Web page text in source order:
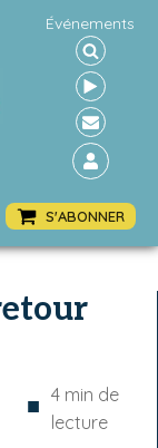
Événements
S'ABONNER
■ 4 min de
lecture